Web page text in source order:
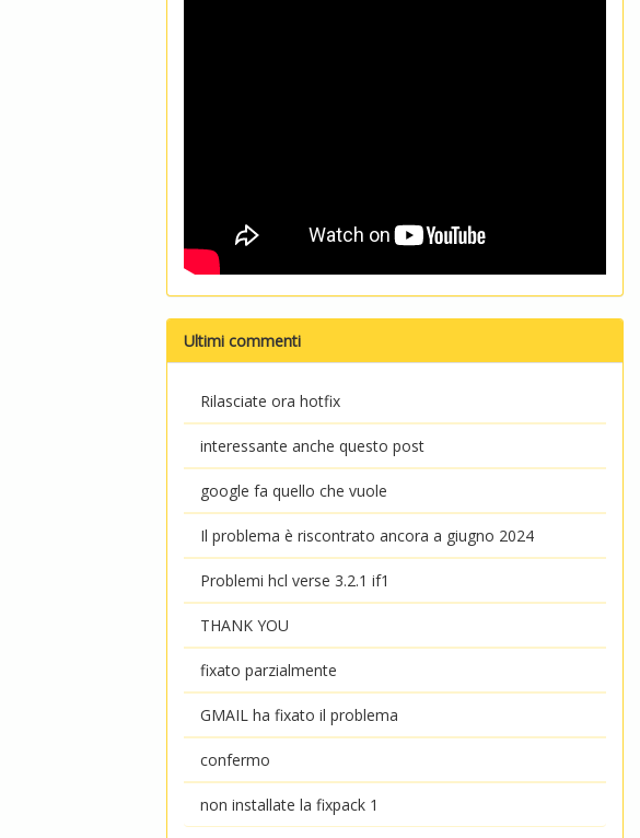
Ultimi commenti
Rilasciate ora hotfix
interessante anche questo post
google fa quello che vuole
Il problema è riscontrato ancora a giugno 2024
Problemi hcl verse 3.2.1 if1
THANK YOU
fixato parzialmente
GMAIL ha fixato il problema
confermo
non installate la fixpack 1